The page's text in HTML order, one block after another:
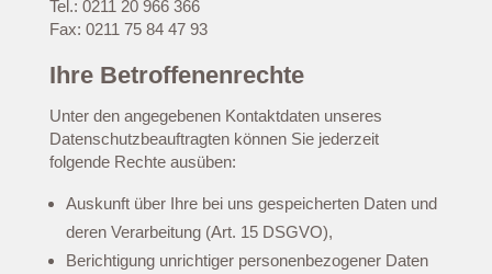
Tel.: 0211 20 966 366
Fax: 0211 75 84 47 93
Ihre Betroffenenrechte
Unter den angegebenen Kontaktdaten unseres
Datenschutzbeauftragten können Sie jederzeit
folgende Rechte ausüben:
Auskunft über Ihre bei uns gespeicherten Daten und
deren Verarbeitung (Art. 15 DSGVO),
Berichtigung unrichtiger personenbezogener Daten